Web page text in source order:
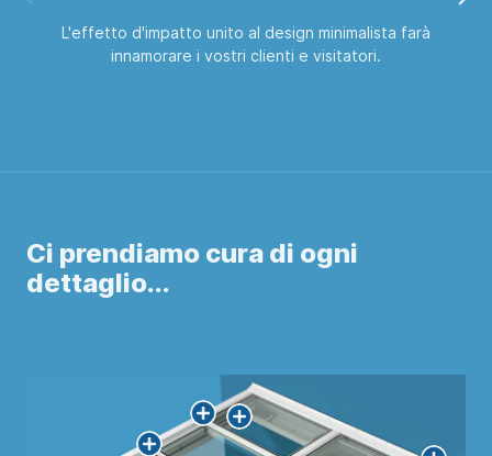
L'effetto d'impatto unito al design minimalista farà
innamorare i vostri clienti e visitatori.
Ci prendiamo cura di ogni
dettaglio...